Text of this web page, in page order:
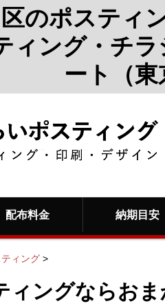
のポスティ
ィング・チ
ート（
配布料金 納期目安
ィング >
ィングならお